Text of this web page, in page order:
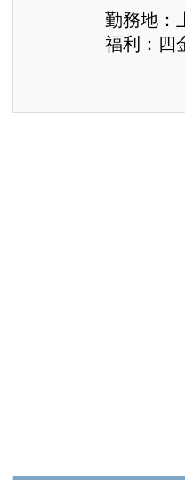
勤務地：
福利：四